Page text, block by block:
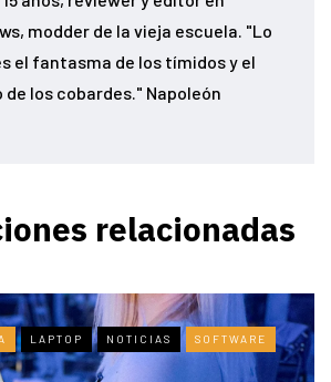
modder de la vieja escuela. "Lo
el fantasma de los tímidos y el
los cobardes." Napoleón
relacionadas
LAPTOP NOTICIAS SOFTWARE